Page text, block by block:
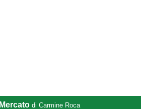
Mercato di Carmine Roca